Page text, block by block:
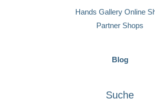
Hands Gallery Online
Partner Shops
Blog
Suche